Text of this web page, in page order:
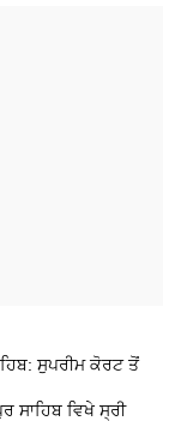
ਸੁਪਰੀਮ ਕੋਰਟ ਤੋਂ
ਵਿਖੇ ਸ੍ਰੀ